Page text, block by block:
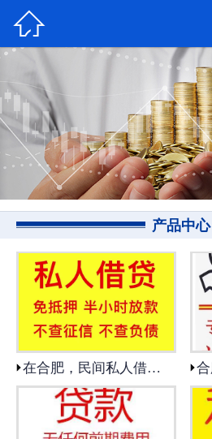

产品中心
在合肥，民间私人借款和银行贷款到底有什么区别？适合哪些人群？